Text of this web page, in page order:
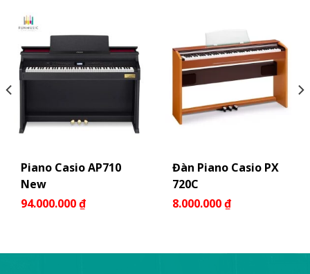
Piano Casio AP710
New
94.000.000₫
Đàn Piano Casio PX
720C
8.000.000₫